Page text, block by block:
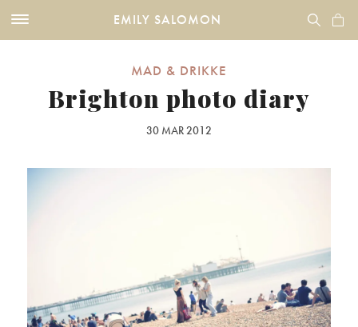
EMILY SALOMON
MAD & DRIKKE
Brighton photo diary
30 MAR 2012